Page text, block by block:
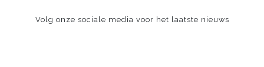
Volg onze sociale media voor het laatste nieuws